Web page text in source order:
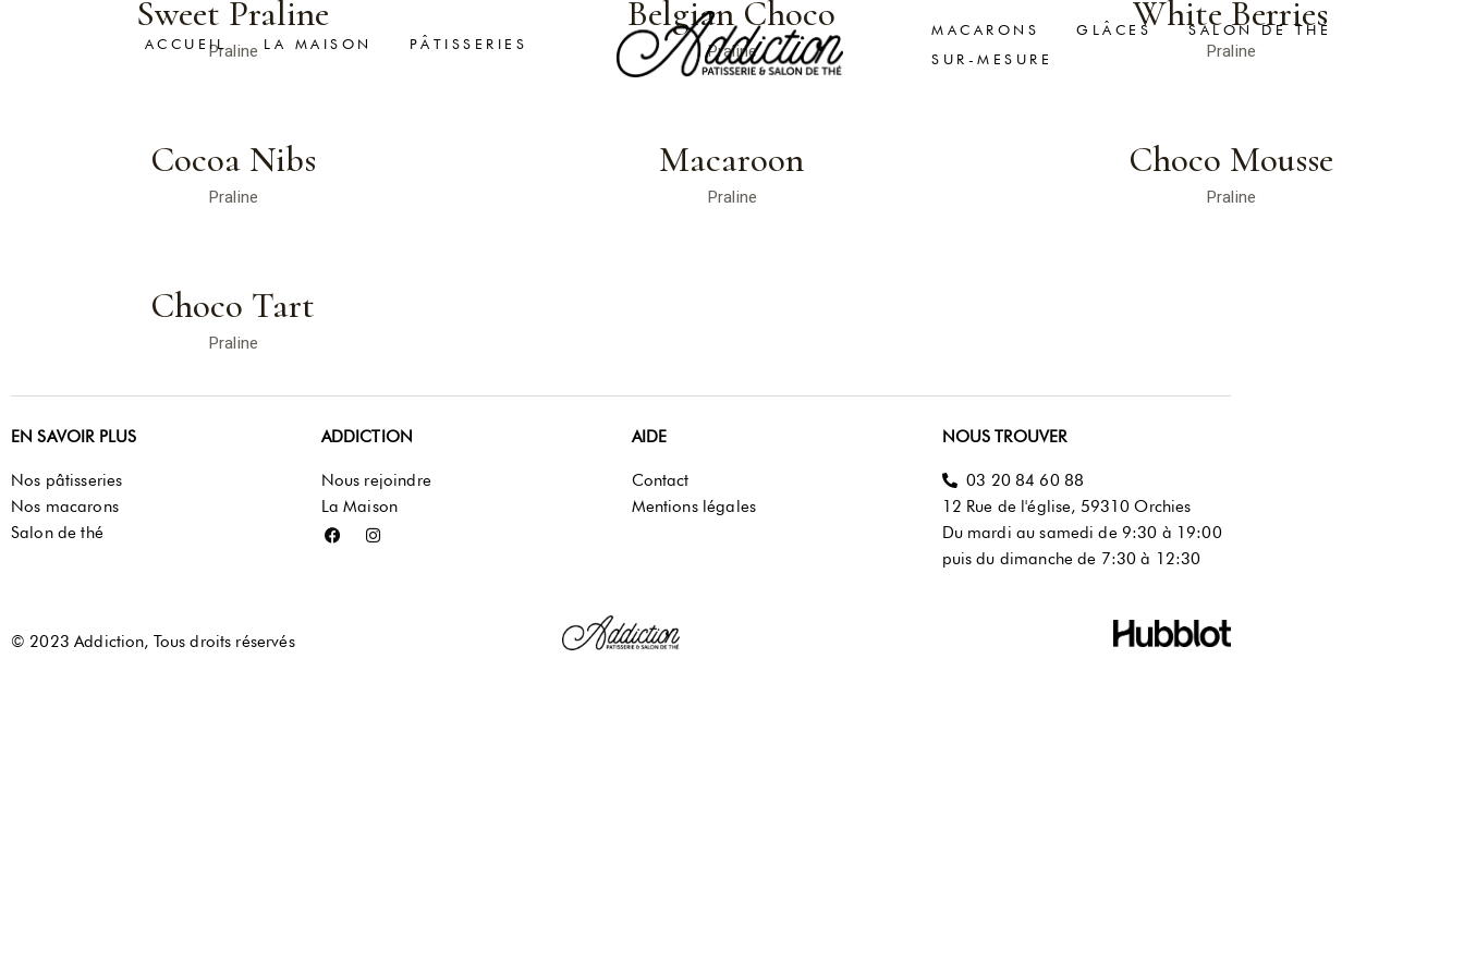
ACCUEIL LA MAISON PÂTISSERIES
MACARONS GLÂCES
SALON DE THÉ
SUR-MESURE
Sweet Praline
Praline
Belgian Choco
Praline
White Berries
Praline
Cocoa Nibs
Praline
Macaroon
Praline
Choco Mousse
Praline
Choco Tart
Praline
EN SAVOIR PLUS
Nos pâtisseries
Nos macarons
Salon de thé
ADDICTION
Nous rejoindre
La Maison
AIDE
Contact
Mentions légales
NOUS TROUVER
03 20 84 60 88
12 Rue de l'église, 59310 Orchies
Du mardi au samedi de 9:30 à 19:00
puis du dimanche de 7:30 à 12:30
© 2023 Addiction, Tous droits réservés